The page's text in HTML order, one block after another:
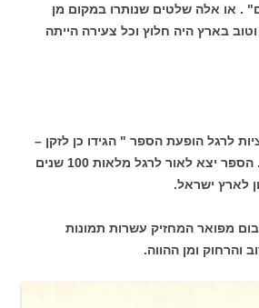
. או אלה שלטים שנותרו במקום מן
בארץ היה חלוץ וכל צעירה הייתה
לרגל הופעת הספר " הגידו כן לזקן –
דיאלוג עם החלוציות" . הספר יצא לאור לרגל מלאות 100 שנים
לארץ ישראל.
מפואר המחזיק עשרות תמונות
והרחוק ומן ההווה.